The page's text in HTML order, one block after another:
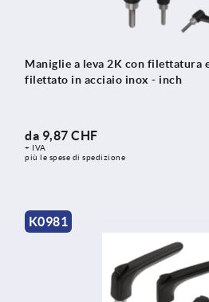
Maniglie a leva 2K con filettatura
filettato in acciaio inox - inch
da 9,87 CHF
+ IVA
più le spese di spedizione
K0981